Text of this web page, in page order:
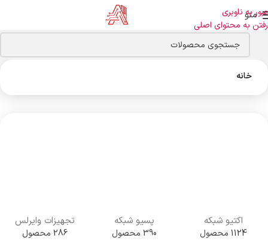
عبور به ناوبری
رفتن به محتوای اصلی
منو
خانه
اکتیو شبکه
1124 محصول
پسیو شبکه
390 محصول
تجهیزات وایرلس
286 محصول